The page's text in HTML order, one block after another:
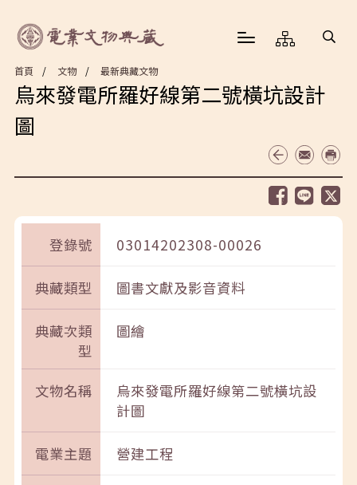
首頁 文物 最新典藏文物
烏來發電所羅好線第二號橫坑設計
圖
登錄號 03014202308-00026
典藏類型 圖書文獻及影音資料
典藏次類
型
圖繪
文物名稱
烏來發電所羅好線第二號橫坑設
計圖
電業主題 營建工程